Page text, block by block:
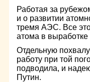
Работая за
и о развитии
тремя АЭС. Все
атома в
Отдельную
работу при той
подводила, и
Путин.